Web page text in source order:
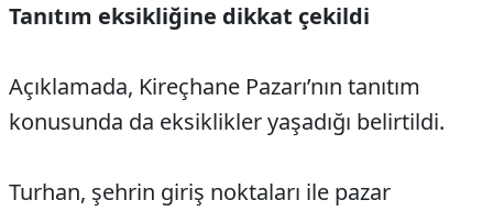
Tanıtım eksikliğine dikkat çekildi
Açıklamada, Kireçhane Pazarı’nın tanıtım
konusunda da eksiklikler yaşadığı belirtildi.
Turhan, şehrin giriş noktaları ile pazar